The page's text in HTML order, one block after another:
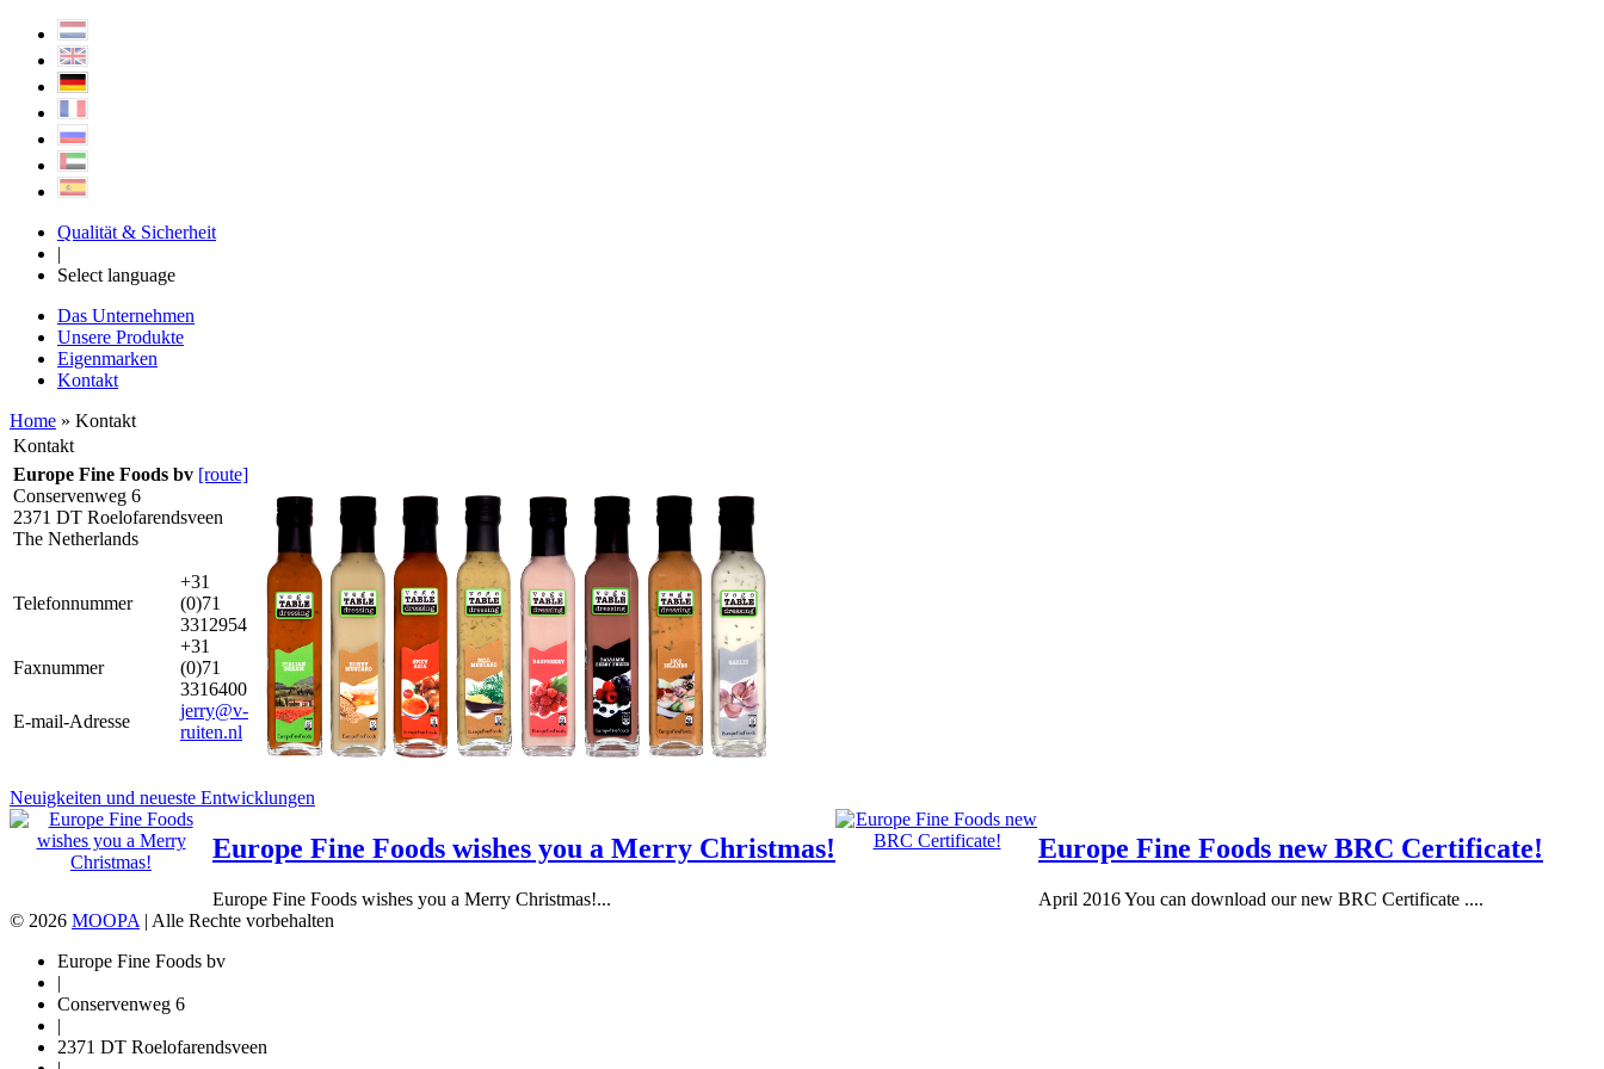
Qualität & Sicherheit
|
Select language
Das Unternehmen
Unsere Produkte
Eigenmarken
Kontakt
Home » Kontakt
Kontakt
Europe Fine Foods bv [route]
Conservenweg 6
2371 DT Roelofarendsveen
The Netherlands
Telefonnummer
+31
(0)71
3312954
Faxnummer
+31
(0)71
3316400
E-mail-Adresse
jerry@v-
ruiten.nl
Neuigkeiten und neueste Entwicklungen
Europe Fine Foods wishes you a Merry Christmas!
Europe Fine Foods wishes you a Merry Christmas!...
Europe Fine Foods new BRC Certificate!
April 2016 You can download our new BRC Certificate ....
© 2026 MOOPA | Alle Rechte vorbehalten
Europe Fine Foods bv
|
Conservenweg 6
|
2371 DT Roelofarendsveen